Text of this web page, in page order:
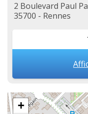
2 Boulevard Paul
35700 - Rennes
+